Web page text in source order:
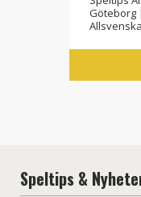
Göteborg
Speltips &